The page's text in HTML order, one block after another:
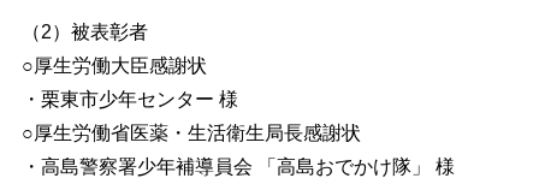
（2）被表彰者
○厚生労働大臣感謝状
・栗東市少年センター 様
○厚生労働省医薬・生活衛生局長感謝状
・ 高島警察署少年補導員会 「 高島おでかけ隊 」 様